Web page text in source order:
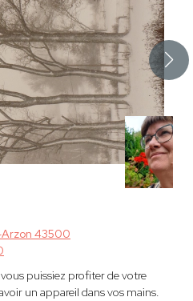
43500
puissiez profiter de votre
un appareil dans vos mains.